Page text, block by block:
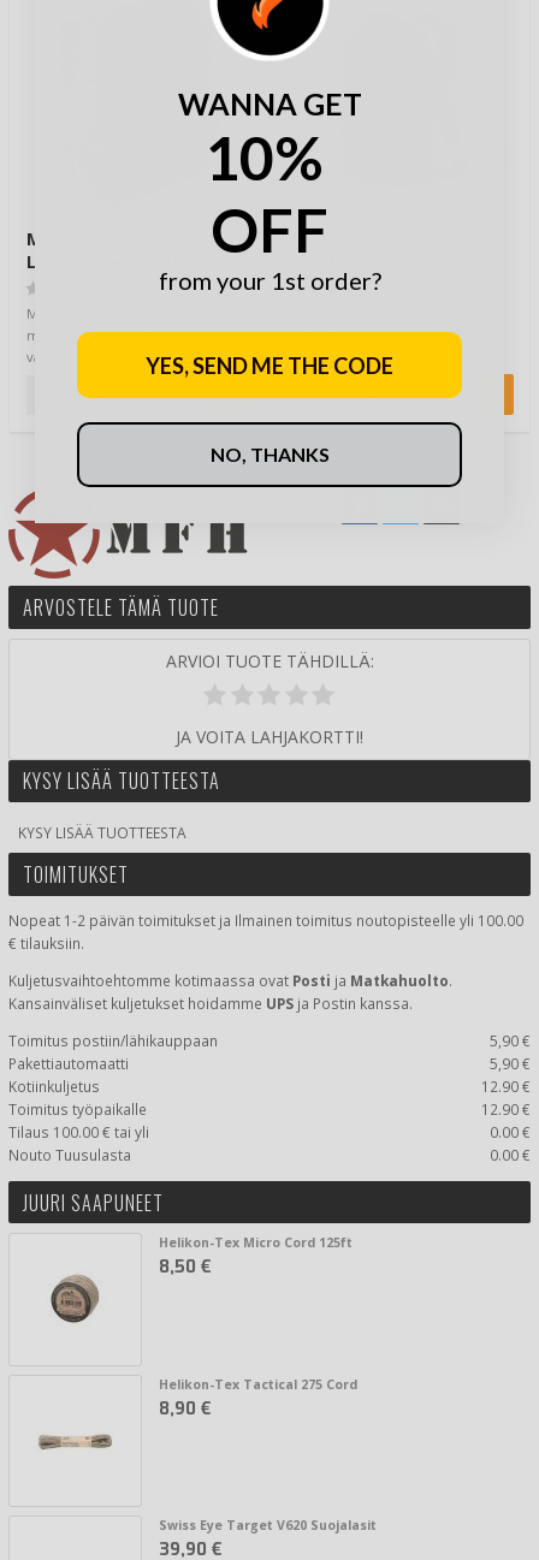
MFH Medic Pack 30
Lääkintäreppu Olive
MFH Medic Pack 30 on
monipuolinen ja tilava lääkintä- ja
varustereppu, joka on
suunniteltu erityises…
69,90 €
Helikon-Tex Guardian
(1)
Guardian Smallpack on
suunniteltu yhteensopivaksi
Guardian Plate Carrier -…
86,90 €
ARVOSTELE TÄMÄ TUOTE
ARVIOI TUOTE TÄHDILLÄ:
JA VOITA LAHJAKORTTI!
KYSY LISÄÄ TUOTTEESTA
KYSY LISÄÄ TUOTTEESTA
TOIMITUKSET
Nopeat 1-2 päivän toimitukset ja Ilmainen toimitus noutopisteelle yli 100.00
€ tilauksiin.
Kuljetusvaihtoehtomme kotimaassa ovat Posti ja Matkahuolto.
Kansainväliset kuljetukset hoidamme UPS ja Postin kanssa.
Toimitus postiin/lähikauppaan
5,90 €
Pakettiautomaatti
5,90 €
Kotiinkuljetus
12.90 €
Toimitus työpaikalle
12.90 €
Tilaus 100.00 € tai yli
0.00 €
Nouto Tuusulasta
0.00 €
JUURI SAAPUNEET
Helikon-Tex Micro Cord 125ft
8,50 €
Helikon-Tex Tactical 275 Cord
8,90 €
Swiss Eye Target V620 Suojalasit
39,90 €
WANNA GET
10%
OFF
from your 1st order?
YES, SEND ME THE CODE
NO, THANKS